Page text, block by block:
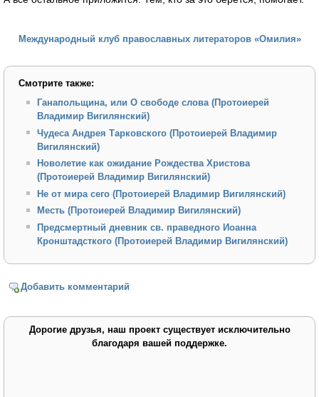
Международный клуб православных литераторов «Омилия»
Смотрите также:
Ганапольщина, или О свободе слова (Протоиерей
Владимир Вигилянский)
Чудеса Андрея Тарковского (Протоиерей Владимир
Вигилянский)
Новолетие как ожидание Рождества Христова
(Протоиерей Владимир Вигилянский)
Не от мира сего (Протоиерей Владимир Вигилянский)
Месть (Протоиерей Владимир Вигилянский)
Предсмертный дневник св. праведного Иоанна
Кронштадсткого (Протоиерей Владимир Вигилянский)
Добавить комментарий
Дорогие друзья, наш проект существует исключительно
благодаря вашей поддержке.